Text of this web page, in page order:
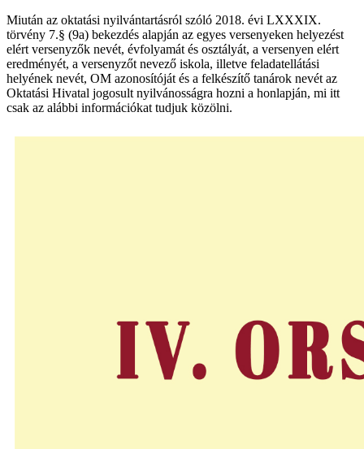
Miután az oktatási nyilvántartásról szóló 2018. évi LXXXIX.
törvény 7.§ (9a) bekezdés alapján az egyes versenyeken helyezést
elért versenyzők nevét, évfolyamát és osztályát, a versenyen elért
eredményét, a versenyzőt nevező iskola, illetve feladatellátási
helyének nevét, OM azonosítóját és a felkészítő tanárok nevét az
Oktatási Hivatal jogosult nyilvánosságra hozni a honlapján, mi itt
csak az alábbi információkat tudjuk közölni.